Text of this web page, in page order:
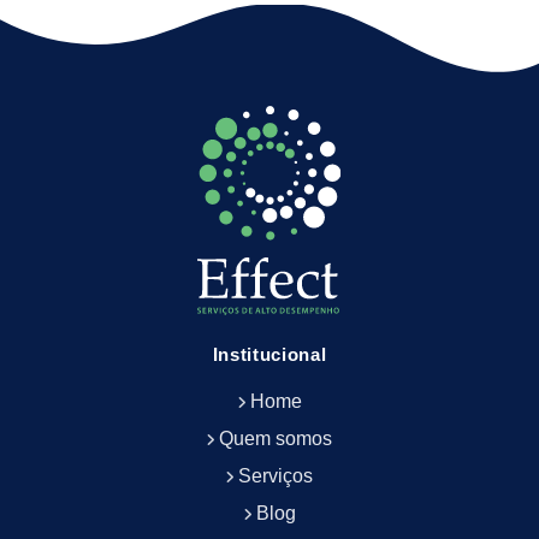
Empresa Terceirizada de Portaria
Empresa de Facilities
Empresa de Limpeza Empresarial
Empresa de Limpeza Predial
Empresa de Limpeza Predial Terceirizada
Empresa de Limpeza de Escritório
Empresa de Limpeza de Fachada
Empresa de Limpeza de Fachadas
Empresa de Limpeza e Conservação Predial
Empresa de Portaria e Controlador de Acesso
Empresa de Portaria e Limpeza
Empresa de Serviços Terceirizados
Institucional
Home
Quem somos
Serviços
Blog